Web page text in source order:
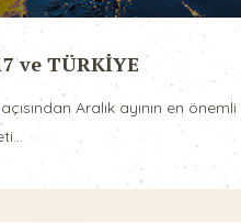
ve TÜRKİYE
Aralık ayının en önemli